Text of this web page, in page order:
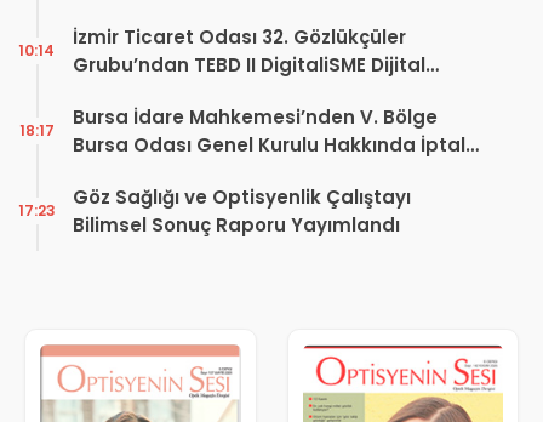
İzmir Ticaret Odası 32. Gözlükçüler
Grubu’ndan TEBD II DigitaliSME Dijital
10:14
Bursa İdare Mahkemesi’nden V. Bölge
Bursa Odası Genel Kurulu Hakkında İptal
18:17
Göz Sağlığı ve Optisyenlik Çalıştayı
Bilimsel Sonuç Raporu Yayımlandı
17:23